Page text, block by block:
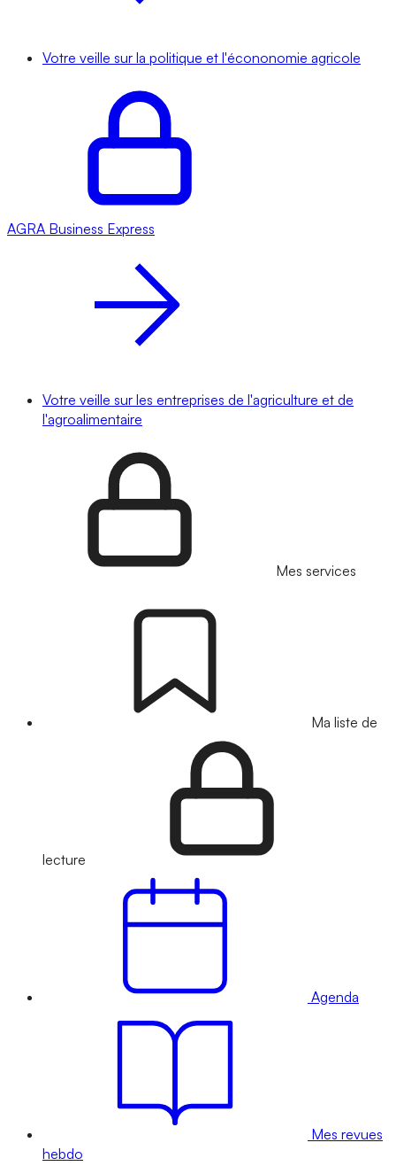
Votre veille sur la politique et l'écononomie agricole
AGRA Business Express
Votre veille sur les entreprises de l'agriculture et de
l'agroalimentaire
Mes services
Ma liste de
lecture
Agenda
Mes revues
hebdo